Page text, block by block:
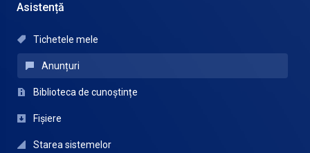
Asistență
Tichetele mele
Anunțuri
Biblioteca de cunoștințe
Fișiere
Starea sistemelor